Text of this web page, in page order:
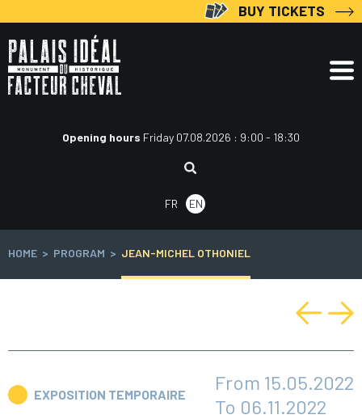
to
content
BUY TICKETS
Opening hours Friday 07.08.2026 : 9:00 - 18:30
Search:
FR EN
HOME > PROGRAM > JEAN-MICHEL OTHONIEL
EXPOSITION TEMPORAIRE
From 15.05.2022
To 06.11.2022